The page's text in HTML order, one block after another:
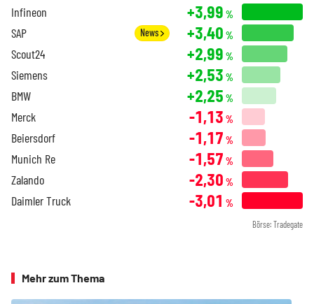
Infineon +3,99 %
SAP News +3,40 %
Scout24 +2,99 %
Siemens +2,53 %
BMW +2,25 %
Merck -1,13 %
Beiersdorf -1,17 %
Munich Re -1,57 %
Zalando -2,30 %
Daimler Truck -3,01 %
Börse: Tradegate
Mehr zum Thema